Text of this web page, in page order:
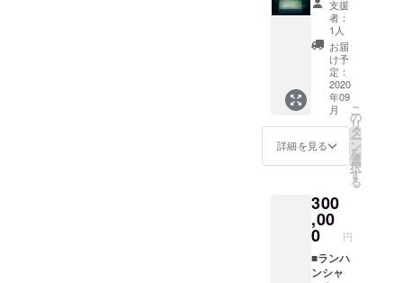
がない
場合は
掲載不
要とさ
せてい
ただき
ます。
★全リ
ターン
せ支
援」が
くて、
自由に
糸島回
りたい
んだと
いう方
は、
ロード
バイク
は軽バ
ンでよ
ンタ
カーお
貸しで
す。
（ガソ
円程度
相談さ
せてい
くださ
い。 ※
交通宿
泊費な
ど実費
精算 ※
プロ
輸送す
る場合
は別途
送料が
必要に
なりま
コーン
とお飲
み物ご
提供 ※
車両に
乗って
いる人
数分の
ポップ
コーン
トドリ
ンク）
をご提
供いた
しま
す。 ■
10月の
場合
は、リ
ターン
スター
トが10
月にず
れま
す。 ※
予約状
況によ
りご希
予約で
きない
可能性
もあり
ます。
■公式
月にず
れま
す。 ■
公式
ホーム
ページ
にスポ
ンサー
タグ掲
載 公
式ホー
ムペー
ポン
サーで
リンク
タグを
貼り付
けま
せん
か？ ※
上映後
に同乗
でい
らっ
しゃる
彼女へ
の告白
や、
日々の
家族へ
やいえ
なかっ
たこと
などの
映像を
ながし
支援
者：
1人
お届
け予
定：
2020
年09
月
詳細を見る
こ
の
リ
タ
ー
ン
を
選
択
す
る
300
,00
0 円
■ランハ
ンシャ